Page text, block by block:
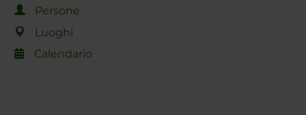
Persone
Luoghi
Calendario